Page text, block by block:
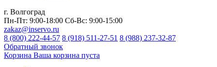
г. Волгоград
Пн-Пт: 9:00-18:00 Сб-Вс: 9:00-15:00
zakaz@inservo.ru
8 (800) 222-44-57 8 (918) 511-27-51 8 (988) 237-32-87
Обратный звонок
Корзина Ваша корзина пуста